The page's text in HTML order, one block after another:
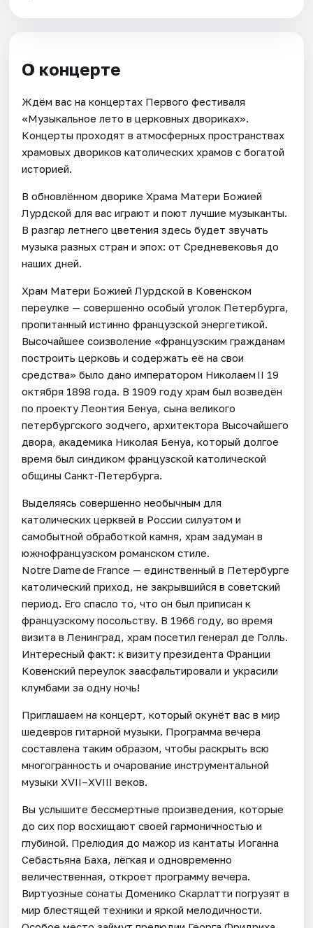
О концерте
Ждём вас на концертах Первого фестиваля
«Музыкальное лето в церковных двориках».
Концерты проходят в атмосферных пространствах
храмовых двориков католических храмов с богатой
историей.
В обновлённом дворике Храма Матери Божией
Лурдской для вас играют и поют лучшие музыканты.
В разгар летнего цветения здесь будет звучать
музыка разных стран и эпох: от Средневековья до
наших дней.
Храм Матери Божией Лурдской в Ковенском
переулке — совершенно особый уголок Петербурга,
пропитанный истинно французской энергетикой.
Высочайшее соизволение «французским гражданам
построить церковь и содержать её на свои
средства» было дано императором Николаем II 19
октября 1898 года. В 1909 году храм был возведён
по проекту Леонтия Бенуа, сына великого
петербургского зодчего, архитектора Высочайшего
двора, академика Николая Бенуа, который долгое
время был синдиком французской католической
общины Санкт‑Петербурга.
Выделяясь совершенно необычным для
католических церквей в России силуэтом и
самобытной обработкой камня, храм задуман в
южнофранцузском романском стиле.
Notre Dame de France — единственный в Петербурге
католический приход, не закрывшийся в советский
период. Его спасло то, что он был приписан к
французскому посольству. В 1966 году, во время
визита в Ленинград, храм посетил генерал де Голль.
Интересный факт: к визиту президента Франции
Ковенский переулок заасфальтировали и украсили
клумбами за одну ночь!
Приглашаем на концерт, который окунёт вас в мир
шедевров гитарной музыки. Программа вечера
составлена таким образом, чтобы раскрыть всю
многогранность и очарование инструментальной
музыки XVII–XVIII веков.
Вы услышите бессмертные произведения, которые
до сих пор восхищают своей гармоничностью и
глубиной. Прелюдия до мажор из кантаты Иоганна
Себастьяна Баха, лёгкая и одновременно
величественная, откроет программу вечера.
Виртуозные сонаты Доменико Скарлатти погрузят в
мир блестящей техники и яркой мелодичности.